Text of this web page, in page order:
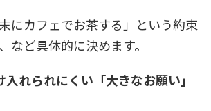
にカフェでお茶する」という約束
など具体的に決めます。
れられにくい「大きなお願い」